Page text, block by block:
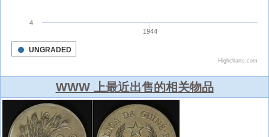
WWW 上最近出售的相关物品